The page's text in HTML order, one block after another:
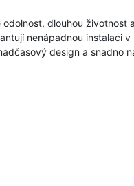
dlouhou životnost
nenápadnou instalaci
design a snadno